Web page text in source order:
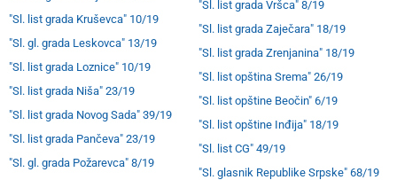
"Sl. list grada Kruševca" 10/19
"Sl. gl. grada Leskovca" 13/19
"Sl. list grada Loznice" 10/19
"Sl. list grada Niša" 23/19
"Sl. list grada Novog Sada" 39/19
"Sl. list grada Pančeva" 23/19
"Sl. gl. grada Požarevca" 8/19
"Sl. list grada Vršca" 8/19
"Sl. list grada Zaječara" 18/19
"Sl. list grada Zrenjanina" 18/19
"Sl. list opština Srema" 26/19
"Sl. list opštine Beočin" 6/19
"Sl. list opštine Inđija" 18/19
"Sl. list CG" 49/19
"Sl. glasnik Republike Srpske" 68/19